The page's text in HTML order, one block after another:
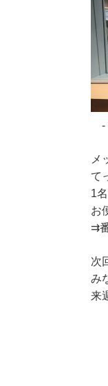
-
メ
て
1
お
⇉
次
み
来